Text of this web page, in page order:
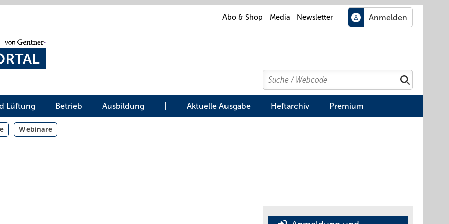
Abo & Shop Media Newsletter
Search
Suchen
Lüftung Betrieb Ausbildung Aktuelle Ausgabe Heftarchiv Premium
Webinare